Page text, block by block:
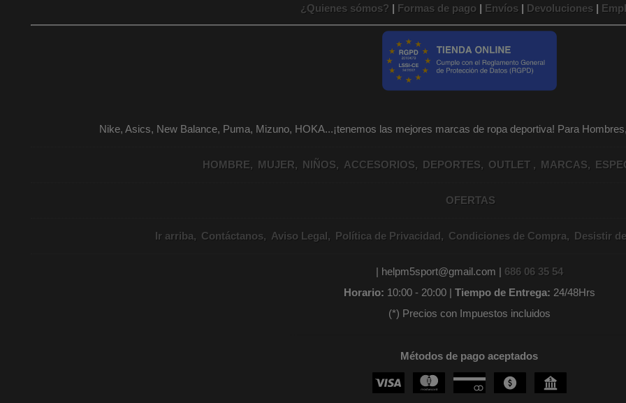
¿Quienes sómos? | Formas de pago| Envíos| Devoluciones|
Nike, Asics, New Balance, Puma, Mizuno, HOKA...¡tenemos las mejores marcas de ropa deportiva! Para
HOMBRE MUJER NIÑOS ACCESORIOS DEPORTES OUTLET MARCAS
OFERTAS
Ir arriba Contáctanos Aviso Legal Política de Privacidad Condiciones de Compra Desistir
| helpm5sport@gmail.com | 686 06 35 54
Horario: 10:00 - 20:00 | Tiempo de Entrega: 24/48Hrs
(*) Precios con Impuestos incluidos
Métodos de pago aceptados